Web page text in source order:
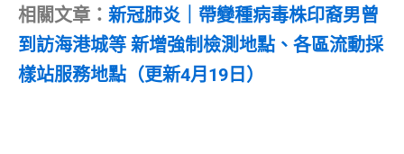
相關文章： 新冠肺炎｜帶變種病毒株印裔男曾
到訪海港城等 新增強制檢測地點、各區流動採
樣站服務地點（更新4月19日）